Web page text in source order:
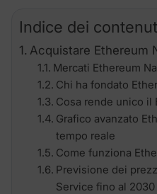
Indice dei
Acquistare Ethereum
Mercati Ethereum
Chi ha fondato
Cosa rende unico il
Grafico avanzato
tempo reale
Come funziona
Previsione dei
Service fino al 2030